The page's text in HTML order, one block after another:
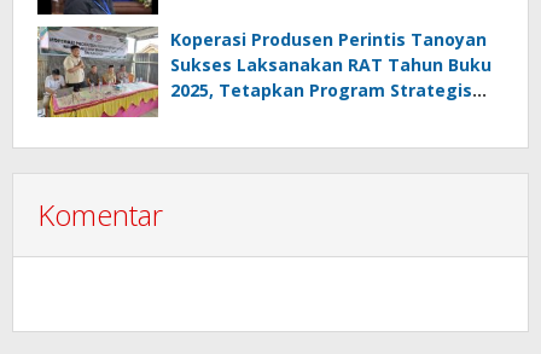
Melanggar Aturan”
Koperasi Produsen Perintis Tanoyan
Sukses Laksanakan RAT Tahun Buku
2025, Tetapkan Program Strategis
Komentar